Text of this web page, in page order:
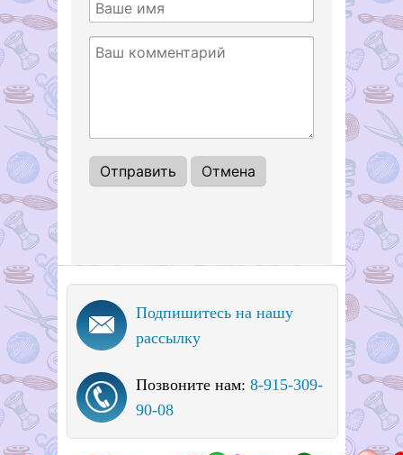
Подпишитесь на нашу
рассылку
Позвоните нам: 8-915-309-
90-08